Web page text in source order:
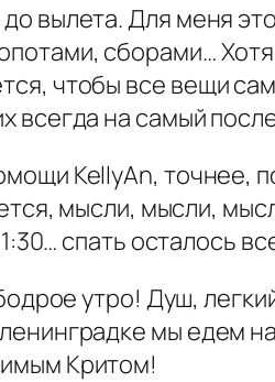
вылета. Для меня
сборами…
чтобы все вещи
всегда на самый
KellyAn, точнее,
мысли, мысли,
спать осталось
утро! Душ,
мы едем
Критом!